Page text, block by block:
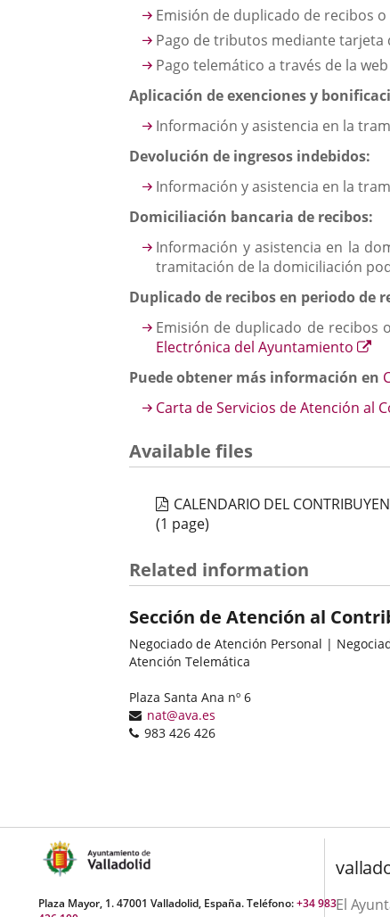
Emisión de duplicado de recibos
Pago de tributos mediante tarjeta
Pago telemático a través de la
Aplicación de exenciones y
Información y asistencia en la
Devolución de ingresos indebidos:
Información y asistencia en la
Domiciliación bancaria de recibos:
Información y asistencia en la
tramitación de la domiciliación
Duplicado de recibos en periodo de
Emisión de duplicado de recibos
Electrónica del Ayuntamiento
Puede obtener más información en
Carta de Servicios de Atención al
Available files
CALENDARIO DEL
(1 page)
Related information
Sección de Atención al
Negociado de Atención Personal |
Atención Telemática
Postal
address
Plaza Santa Ana nº 6
Email
nat@ava.es
Phones
983 426 426
Plaza Mayor, 1. 47001 Valladolid, España. Teléfono:+34 983El